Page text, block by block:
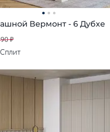
Вермонт - 6 Дубхе
₽